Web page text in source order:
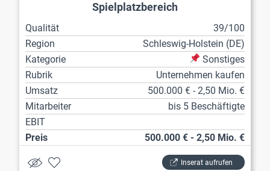
Spielplatzbereich
Qualität
39/100
Region
Schleswig-Holstein (DE)
Kategorie
Sonstiges
Rubrik
Unternehmen kaufen
Umsatz
500.000 € - 2,50 Mio. €
Mitarbeiter
bis 5 Beschäftigte
EBIT
Preis
500.000 € - 2,50 Mio. €
Inserat aufrufen